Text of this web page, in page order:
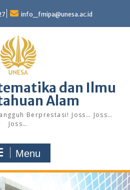
info_fmipa@unesa.ac.id
dan Ilmu
Alam
Berprestasi! Joss… Joss…
Joss…
Menu